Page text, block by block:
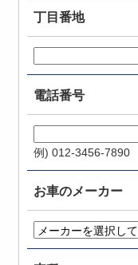
丁目番地
電話番号
例) 012-3456-7890
お車のメーカー